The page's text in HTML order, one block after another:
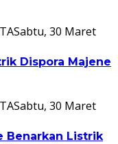
Sabtu, 30 Maret
Dispora Majene
Sabtu, 30 Maret
Benarkan Listrik